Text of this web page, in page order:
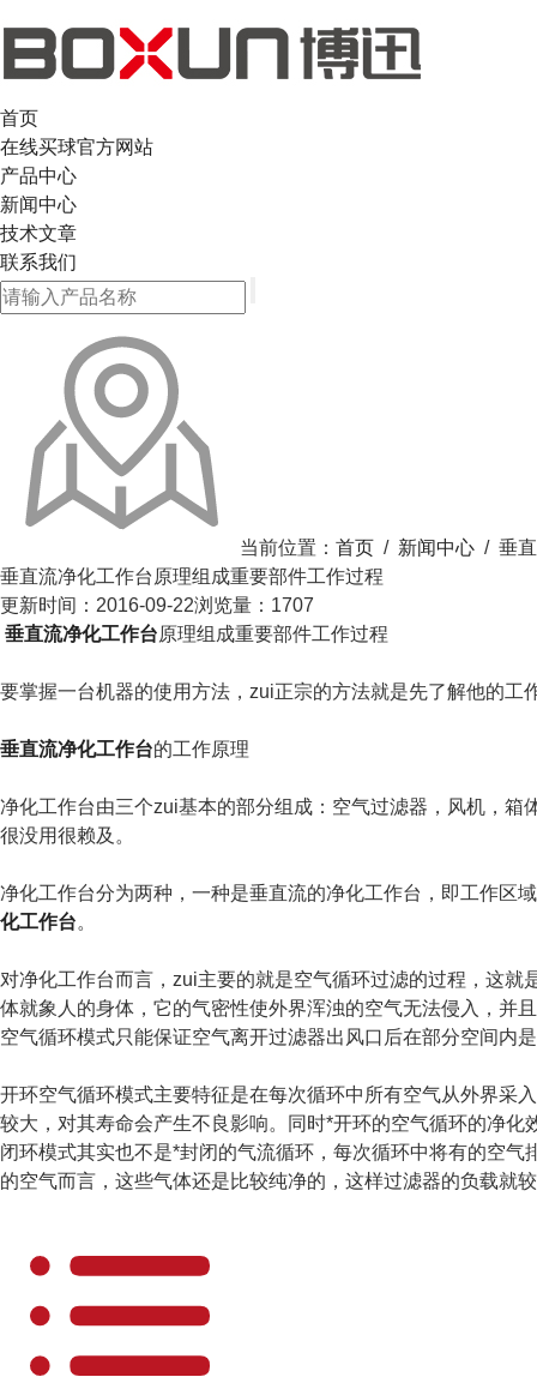
首页
在线买球官方网站
产品中心
新闻中心
技术文章
联系我们
当前位置： 首页 / 新闻中心 / 垂
垂直流净化工作台原理组成重要部件工作过程
更新时间：2016-09-22浏览量：1707
垂直流净化工作台原理组成重要部件工作过程
要掌握一台机器的使用方法，zui正宗的方法就是先了解他的
垂直流净化工作台的工作原理
净化工作台由三个zui基本的部分组成：空气过滤器，风机，
很没用很赖及。
净化工作台分为两种，一种是垂直流的净化工作台，即工作区
化工作台。
对净化工作台而言，zui主要的就是空气循环过滤的过程，这
体就象人的身体，它的气密性使外界浑浊的空气无法侵入，并
空气循环模式只能保证空气离开过滤器出风口后在部分空间内
开环空气循环模式主要特征是在每次循环中所有空气从外界采
较大，对其寿命会产生不良影响。同时*开环的空气循环的净
闭环模式其实也不是*封闭的气流循环，每次循环中将有的空
的空气而言，这些气体还是比较纯净的，这样过滤器的负载就